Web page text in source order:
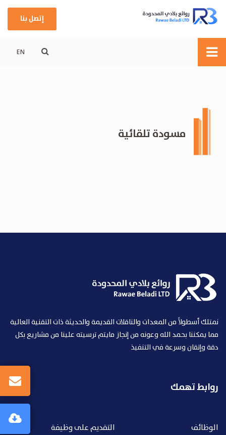
إتصل بنا
EN
مسودة تلقائية
نمتلك أسطولاً من المعدات والناقلات القديمة والحديثة ذات التقنية العالية
مما يمكننا بحمد الله وعونه من إنجاز مايتم ترسيته علينا من مشاريع بكل
دقة وإتقان وسرعة في التنفيذ
روابط تهمك
الوظائف
التقديم على وظيفة